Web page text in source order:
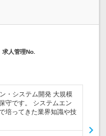
人管理No.
・システム開発 大規模
守です。 システムエン
培ってきた業界知識や技